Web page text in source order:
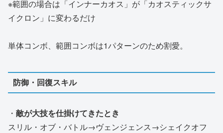
※範囲の場合は「インナーカオス」が「カオスティックサ
イクロン」に変わるだけ
単体コンボ、範囲コンボは1パターンのため割愛。
防御・回復スキル
・ 敵が大技を仕掛けてきたとき
スリル・オブ・バトル→ヴェンジェンス→シェイクオフ